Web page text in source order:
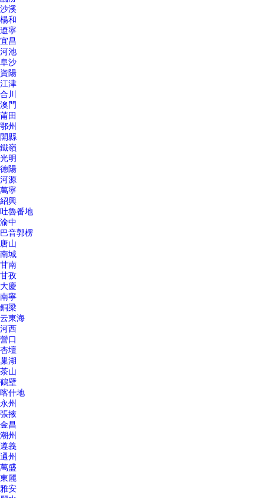
沙溪
楊和
遼寧
宜昌
河池
阜沙
資陽
江津
合川
澳門
莆田
鄂州
開縣
鐵嶺
光明
德陽
河源
萬寧
紹興
吐魯番地
渝中
巴音郭楞
唐山
南城
甘南
甘孜
大慶
南寧
銅梁
云東海
河西
營口
杏壇
巢湖
茶山
鶴壁
喀什地
永州
張掖
金昌
潮州
遵義
通州
萬盛
東麗
雅安